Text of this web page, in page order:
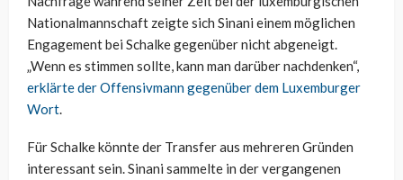
Nationalmannschaft zeigte sich Sinani einem möglichen
Engagement bei Schalke gegenüber nicht abgeneigt.
„Wenn es stimmen sollte, kann man darüber nachdenken“,
erklärte der Offensivmann gegenüber dem Luxemburger
Wort.
Für Schalke könnte der Transfer aus mehreren Gründen
interessant sein. Sinani sammelte in der vergangenen